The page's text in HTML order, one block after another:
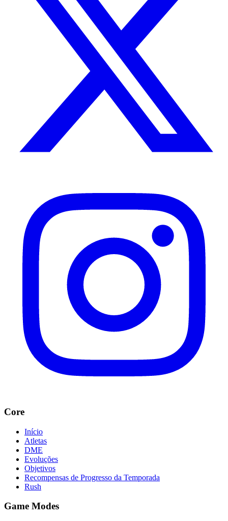
Core
Início
Atletas
DME
Evoluções
Objetivos
Recompensas de Progresso da Temporada
Rush
Game Modes